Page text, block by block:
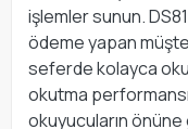
işlemler sunun.
ödeme yapan
seferde kolayca
okutma
okuyucuların